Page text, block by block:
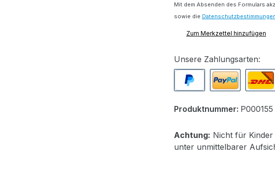
Mit dem Absenden des Formulars
sowie die
Zum Merkzettel hinzufügen
Unsere Zahlungsarten:
Produktnummer: P000155
Achtung: Nicht für
unter unmittelbarer